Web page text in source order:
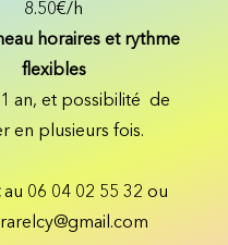
8.50€/h
horaires et rythme
flexibles
an, et possibilité de
en plusieurs fois.
au 06 04 02 55 32 ou